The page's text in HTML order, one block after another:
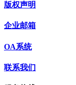
版权声明
企业邮箱
OA系统
联系我们